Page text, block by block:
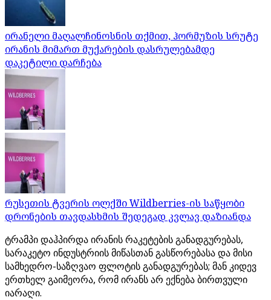
ირანელი მაღალჩინოსნის თქმით, ჰორმუზის სრუტე
ირანის მიმართ მუქარების დასრულებამდე
დაკეტილი დარჩება
რუსეთის ტვერის ოლქში Wildberries-ის საწყობი
დრონების თავდასხმის შედეგად კვლავ დაზიანდა
ტრამპი დაჰპირდა ირანის რაკეტების განადგურებას,
სარაკეტო ინდუსტრიის მიწასთან გასწორებასა და მისი
სამხედრო-საზღვაო ფლოტის განადგურებას; მან კიდევ
ერთხელ გაიმეორა, რომ ირანს არ ექნება ბირთვული
იარაღი.